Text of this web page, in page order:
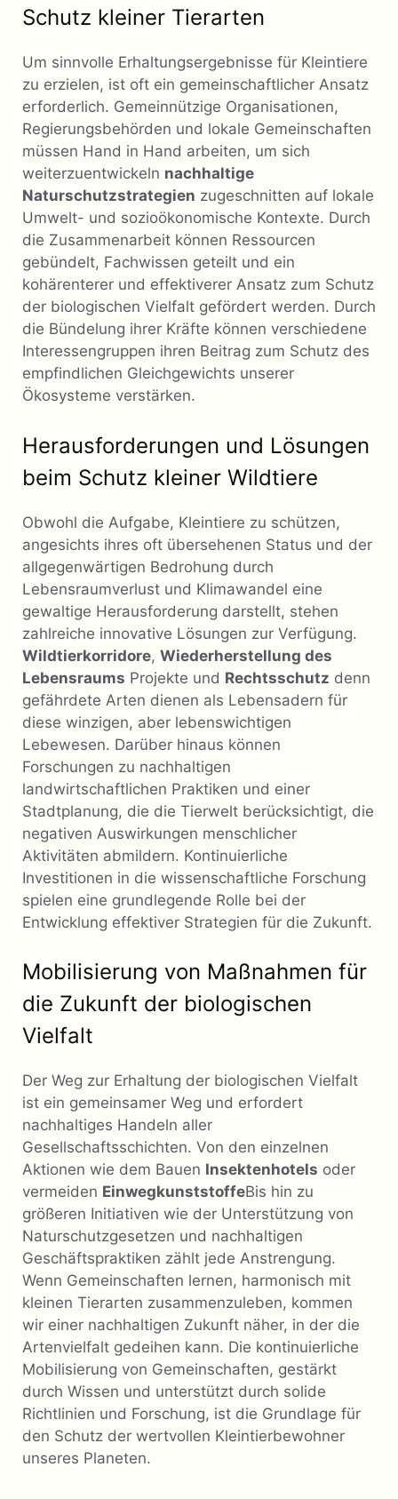
Schutz kleiner Tierarten
Um sinnvolle Erhaltungsergebnisse für Kleintiere
zu erzielen, ist oft ein gemeinschaftlicher Ansatz
erforderlich. Gemeinnützige Organisationen,
Regierungsbehörden und lokale Gemeinschaften
müssen Hand in Hand arbeiten, um sich
weiterzuentwickeln nachhaltige
Naturschutzstrategien zugeschnitten auf lokale
Umwelt- und sozioökonomische Kontexte. Durch
die Zusammenarbeit können Ressourcen
gebündelt, Fachwissen geteilt und ein
kohärenterer und effektiverer Ansatz zum Schutz
der biologischen Vielfalt gefördert werden. Durch
die Bündelung ihrer Kräfte können verschiedene
Interessengruppen ihren Beitrag zum Schutz des
empfindlichen Gleichgewichts unserer
Ökosysteme verstärken.
Herausforderungen und Lösungen
beim Schutz kleiner Wildtiere
Obwohl die Aufgabe, Kleintiere zu schützen,
angesichts ihres oft übersehenen Status und der
allgegenwärtigen Bedrohung durch
Lebensraumverlust und Klimawandel eine
gewaltige Herausforderung darstellt, stehen
zahlreiche innovative Lösungen zur Verfügung.
Wildtierkorridore, Wiederherstellung des
Lebensraums Projekte und Rechtsschutz denn
gefährdete Arten dienen als Lebensadern für
diese winzigen, aber lebenswichtigen
Lebewesen. Darüber hinaus können
Forschungen zu nachhaltigen
landwirtschaftlichen Praktiken und einer
Stadtplanung, die die Tierwelt berücksichtigt, die
negativen Auswirkungen menschlicher
Aktivitäten abmildern. Kontinuierliche
Investitionen in die wissenschaftliche Forschung
spielen eine grundlegende Rolle bei der
Entwicklung effektiver Strategien für die Zukunft.
Mobilisierung von Maßnahmen für
die Zukunft der biologischen
Vielfalt
Der Weg zur Erhaltung der biologischen Vielfalt
ist ein gemeinsamer Weg und erfordert
nachhaltiges Handeln aller
Gesellschaftsschichten. Von den einzelnen
Aktionen wie dem Bauen Insektenhotels oder
vermeiden EinwegkunststoffeBis hin zu
größeren Initiativen wie der Unterstützung von
Naturschutzgesetzen und nachhaltigen
Geschäftspraktiken zählt jede Anstrengung.
Wenn Gemeinschaften lernen, harmonisch mit
kleinen Tierarten zusammenzuleben, kommen
wir einer nachhaltigen Zukunft näher, in der die
Artenvielfalt gedeihen kann. Die kontinuierliche
Mobilisierung von Gemeinschaften, gestärkt
durch Wissen und unterstützt durch solide
Richtlinien und Forschung, ist die Grundlage für
den Schutz der wertvollen Kleintierbewohner
unseres Planeten.